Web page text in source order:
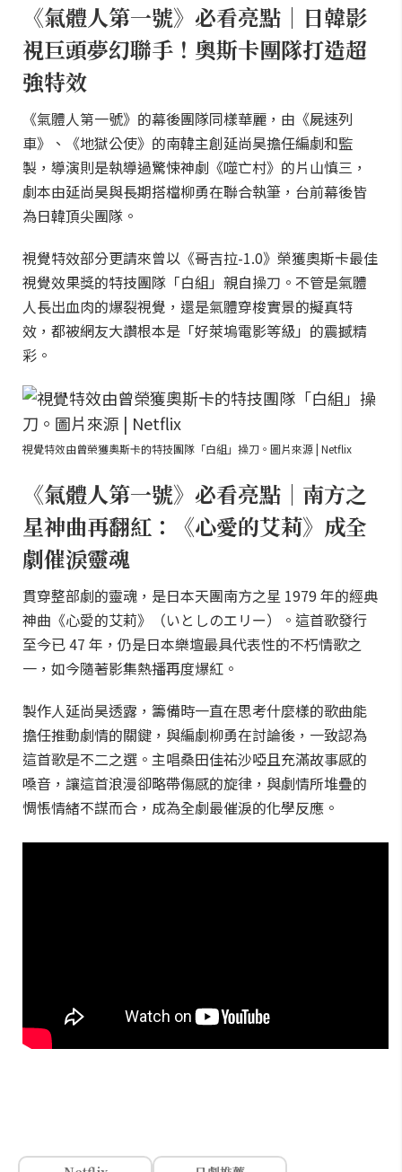
《氣體人第一號》必看亮點｜日韓影
視巨頭夢幻聯手！奧斯卡團隊打造超
強特效
《氣體人第一號》的幕後團隊同樣華麗，由《屍速列
車》、《地獄公使》的南韓主創延尚昊擔任編劇和監
製，導演則是執導過驚悚神劇《噬亡村》的片山慎三，
劇本由延尚昊與長期搭檔柳勇在聯合執筆，台前幕後皆
為日韓頂尖團隊。
視覺特效部分更請來曾以《哥吉拉-1.0》榮獲奧斯卡最佳
視覺效果獎的特技團隊「白組」親自操刀。不管是氣體
人長出血肉的爆裂視覺，還是氣體穿梭實景的擬真特
效，都被網友大讚根本是「好萊塢電影等級」的震撼精
彩。
視覺特效由曾榮獲奧斯卡的特技團隊「白組」操刀。圖片來源 | Netflix
《氣體人第一號》必看亮點｜南方之
星神曲再翻紅：《心愛的艾莉》成全
劇催淚靈魂
貫穿整部劇的靈魂，是日本天團南方之星 1979 年的經典
神曲《心愛的艾莉》（いとしのエリー）。這首歌發行
至今已 47 年，仍是日本樂壇最具代表性的不朽情歌之
一，如今隨著影集熱播再度爆紅。
製作人延尚昊透露，籌備時一直在思考什麼樣的歌曲能
擔任推動劇情的關鍵，與編劇柳勇在討論後，一致認為
這首歌是不二之選。主唱桑田佳祐沙啞且充滿故事感的
嗓音，讓這首浪漫卻略帶傷感的旋律，與劇情所堆疊的
惆悵情緒不謀而合，成為全劇最催淚的化學反應。